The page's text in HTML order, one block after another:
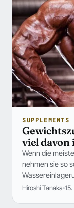
SUPPLEMENTS
viel davon
Wenn die
nehmen sie so
Hiroshi Tanaka